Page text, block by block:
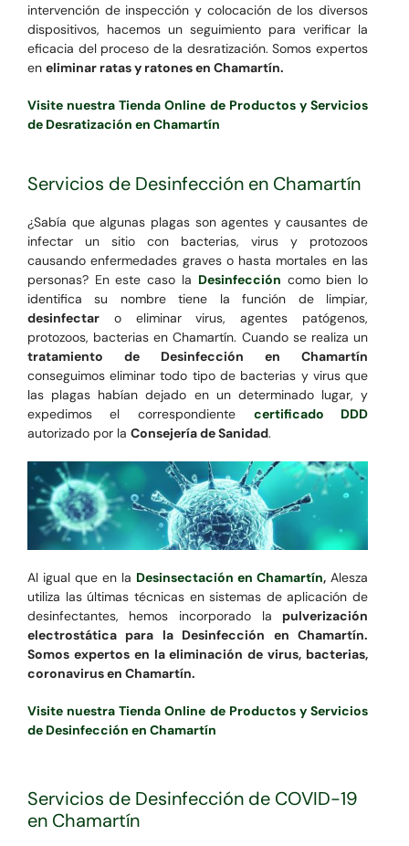
intervención de inspección y colocación de los diversos
dispositivos, hacemos un seguimiento para verificar la
eficacia del proceso de la desratización. Somos expertos
en eliminar ratas y ratones en Chamartín.
Visite nuestra Tienda Online de Productos y Servicios
de Desratización en Chamartín
Servicios de Desinfección en Chamartín
¿Sabía que algunas plagas son agentes y causantes de
infectar un sitio con bacterias, virus y protozoos
causando enfermedades graves o hasta mortales en las
personas? En este caso la Desinfección como bien lo
identifica su nombre tiene la función de limpiar,
desinfectaro eliminar virus, agentes patógenos,
protozoos, bacterias en Chamartín. Cuando se realiza un
tratamiento de Desinfección en Chamartín
conseguimos eliminar todo tipo de bacterias y virus que
las plagas habían dejado en un determinado lugar, y
expedimos el correspondiente certificado DDD
autorizado por la Consejería de Sanidad.
Al igual que en la Desinsectación en Chamartín, Alesza
utiliza las últimas técnicas en sistemas de aplicación de
desinfectantes, hemos incorporado la pulverización
electrostática para la Desinfección en Chamartín.
Somos expertos en la eliminación de virus, bacterias,
coronavirus en Chamartín.
Visite nuestra Tienda Online de Productos y Servicios
de Desinfección en Chamartín
Servicios de Desinfección de COVID-19
en Chamartín